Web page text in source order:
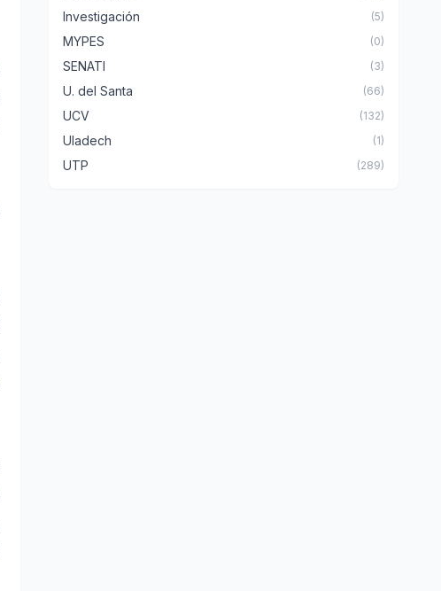
Investigación (5)
MYPES (0)
SENATI (3)
U. del Santa (66)
UCV (132)
Uladech (1)
UTP (289)